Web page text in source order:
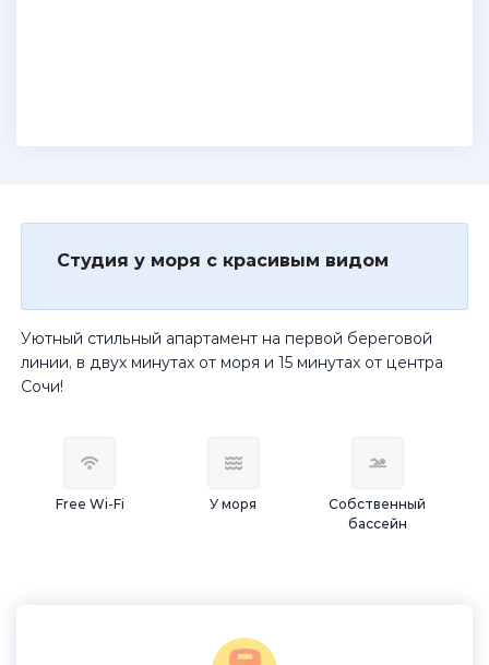
Студия у моря с красивым видом
Уютный стильный апартамент на первой береговой
линии, в двух минутах от моря и 15 минутах от центра
Сочи!
Free Wi-Fi У моря
Собственный
бассейн